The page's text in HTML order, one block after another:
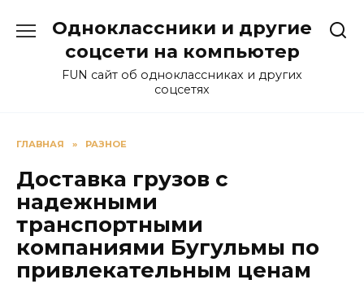
содержанию
Одноклассники и другие
соцсети на компьютер
FUN сайт об одноклассниках и других
соцсетях
ГЛАВНАЯ » РАЗНОЕ
Доставка грузов с
надежными
транспортными
компаниями Бугульмы по
привлекательным ценам